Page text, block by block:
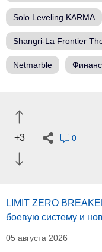
Solo Leveling KARMA
Shangri-La Frontier
Netmarble
+3 0
LIMIT ZERO
боевую систему и
05 августа 2026